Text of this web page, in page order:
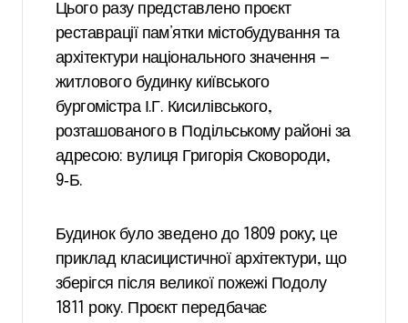
Цього разу представлено проєкт
реставрації пам’ятки містобудування та
архітектури національного значення —
житлового будинку київського
бургомістра І.Г. Кисилівського,
розташованого в Подільському районі за
адресою: вулиця Григорія Сковороди,
9‑Б.
Будинок було зведено до 1809 року; це
приклад класицистичної архітектури, що
зберігся після великої пожежі Подолу
1811 року. Проєкт передбачає